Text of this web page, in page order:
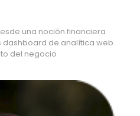
una noción financiera
dashboard de analítica web
del negocio